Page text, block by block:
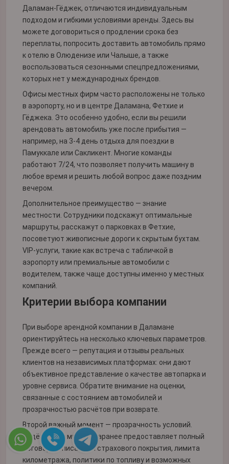
Даламан-Гёджек, отличаются индивидуальным
подходом и гибкими условиями аренды. Здесь вы
можете договориться о продлении срока без
переплаты, попросить доставить автомобиль прямо
к отелю в Олюденизе или Чалыше, а также
воспользоваться сезонными спецпредложениями,
которых нет у международных брендов.
Офисы местных фирм часто расположены не только
в аэропорту, но и в центре Даламана, Фетхие и
Гёджека. Это особенно удобно, если вы решили
арендовать автомобиль уже после прибытия —
например, на 3-4 день отдыха для поездки в
Памуккале или Сакликент. Многие команды
работают 7/24, что позволяет получить машину в
любое время и решить любой вопрос даже поздним
вечером.
Дополнительное преимущество — знание
местности. Сотрудники подскажут оптимальные
маршруты, расскажут о парковках в Фетхие,
посоветуют живописные дороги к скрытым бухтам.
VIP-услуги, такие как встреча с табличкой в
аэропорту или премиальные автомобили с
водителем, также чаще доступны именно у местных
компаний.
Критерии выбора компании
При выборе арендной компании в Даламане
ориентируйтесь на несколько ключевых параметров.
Прежде всего — репутация и отзывы реальных
клиентов на независимых платформах: они дают
объективное представление о качестве автопарка и
уровне сервиса. Обратите внимание на оценки,
связанные с состоянием автомобилей и
прозрачностью расчётов при возврате.
Второй важный момент — прозрачность условий.
Надёжная компания заранее предоставляет полный
договор с описанием страхового покрытия, лимита
километража, политики по топливу и возможных